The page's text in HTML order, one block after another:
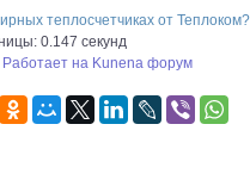
теплосчетчиках от Теплоком?
0.147 секунд
Работает на Kunena форум